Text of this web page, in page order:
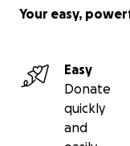
Your easy,
Easy
Donate
quickly
and